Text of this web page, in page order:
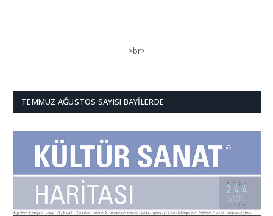
>br>
TEMMUZ AĞUSTOS SAYISI BAYILERDE